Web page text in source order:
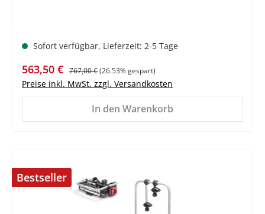
Sofort verfügbar, Lieferzeit: 2-5 Tage
Verkaufspreis:
563,50 € Regulärer Preis:
767,00 €(26.53% gespart)
Preise inkl. MwSt. zzgl. Versandkosten
In den Warenkorb
Bestseller